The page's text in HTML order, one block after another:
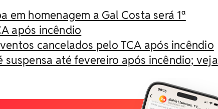
em homenagem a Gal Costa será 1ª
após incêndio
cancelados pelo TCA após incêndio
suspensa até fevereiro após incêndio; veja